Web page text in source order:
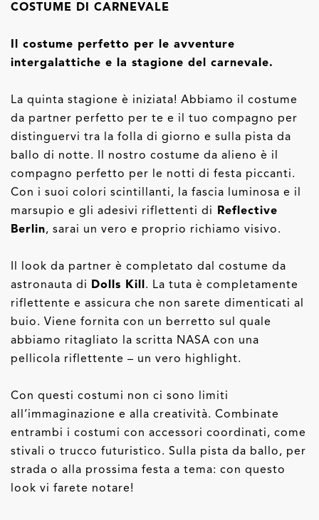
COSTUME DI CARNEVALE
Il costume perfetto per le avventure
intergalattiche e la stagione del carnevale.
La quinta stagione è iniziata! Abbiamo il costume
da partner perfetto per te e il tuo compagno per
distinguervi tra la folla di giorno e sulla pista da
ballo di notte. Il nostro costume da alieno è il
compagno perfetto per le notti di festa piccanti.
Con i suoi colori scintillanti, la fascia luminosa e il
marsupio e gli adesivi riflettenti di Reflective
Berlin, sarai un vero e proprio richiamo visivo.
Il look da partner è completato dal costume da
astronauta di Dolls Kill. La tuta è completamente
riflettente e assicura che non sarete dimenticati al
buio. Viene fornita con un berretto sul quale
abbiamo ritagliato la scritta NASA con una
pellicola riflettente – un vero highlight.
Con questi costumi non ci sono limiti
all’immaginazione e alla creatività. Combinate
entrambi i costumi con accessori coordinati, come
stivali o trucco futuristico. Sulla pista da ballo, per
strada o alla prossima festa a tema: con questo
look vi farete notare!